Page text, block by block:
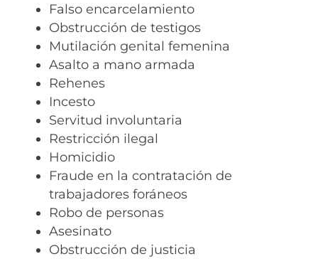
Falso encarcelamiento
Obstrucción de testigos
Mutilación genital femenina
Asalto a mano armada
Rehenes
Incesto
Servitud involuntaria
Restricción ilegal
Homicidio
Fraude en la contratación de
trabajadores foráneos
Robo de personas
Asesinato
Obstrucción de justicia